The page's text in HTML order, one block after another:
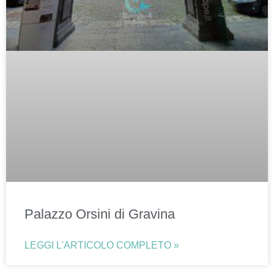
Palazzo Orsini di Gravina
LEGGI L'ARTICOLO COMPLETO »